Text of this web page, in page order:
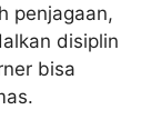
penjagaan,
disiplin
bisa